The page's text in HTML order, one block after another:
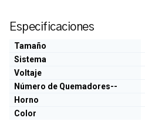
Especificaciones
Tamaño
Sistema
Voltaje
Número de Quemadores--
Horno
Color